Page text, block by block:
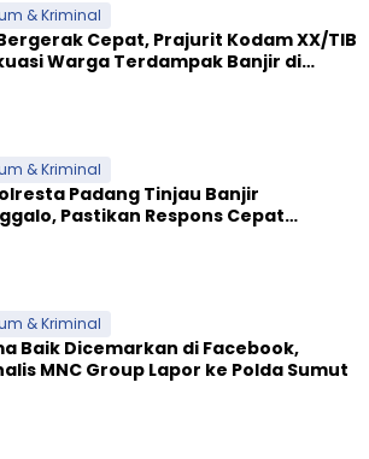
& Kriminal
Cepat, Prajurit Kodam XX/TIB
Warga Terdampak Banjir di
& Kriminal
Padang Tinjau Banjir
Pastikan Respons Cepat
& Kriminal
Baik Dicemarkan di Facebook,
MNC Group Lapor ke Polda Sumut